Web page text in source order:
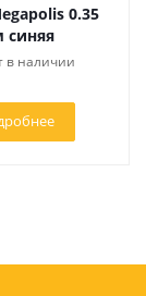
0.35
синяя
в наличии